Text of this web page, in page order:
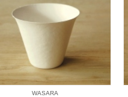
WASARA